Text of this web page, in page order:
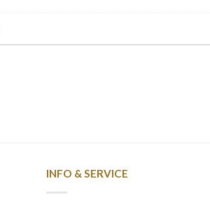
INFO & SERVICE